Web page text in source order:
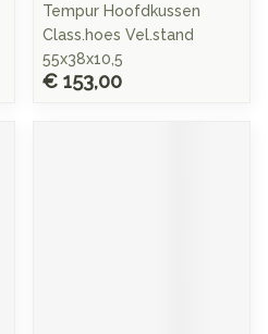
Tempur Hoofdkussen
Class.hoes Vel.stand
55x38x10,5
€ 153,00